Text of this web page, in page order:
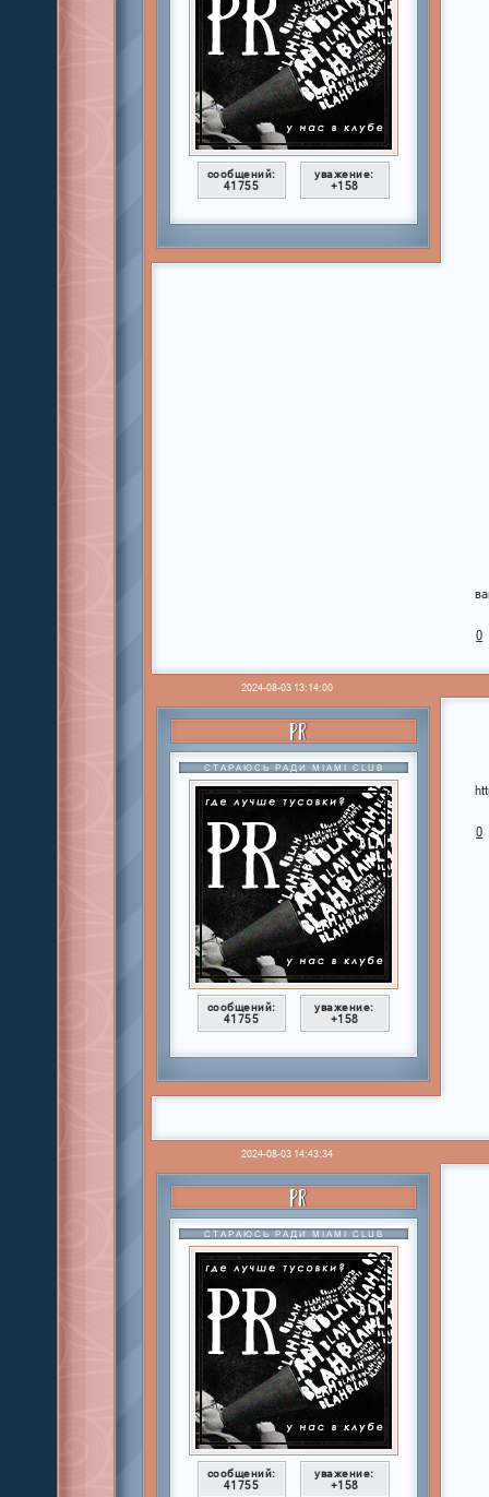
сообщений:
41755
уважение:
+158
0
2024-08-03 13:14:00
PR
СТАРАЮСЬ РАДИ MIAMI CLUB
сообщений:
41755
уважение:
+158
0
2024-08-03 14:43:34
PR
СТАРАЮСЬ РАДИ MIAMI CLUB
сообщений:
41755
уважение:
+158